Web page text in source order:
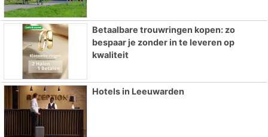
Betaalbare trouwringen kopen: zo
bespaar je zonder in te leveren op
kwaliteit
Hotels in Leeuwarden